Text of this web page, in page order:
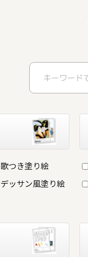
歌つき塗り絵
デッサン風塗り絵